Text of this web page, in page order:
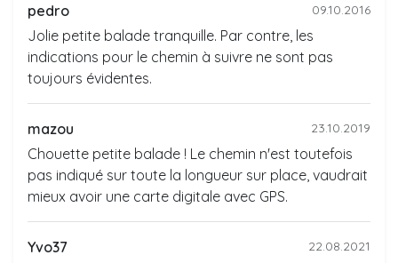
pedro 09.10.2016
Jolie petite balade tranquille. Par contre, les
indications pour le chemin à suivre ne sont pas
toujours évidentes.
mazou 23.10.2019
Chouette petite balade ! Le chemin n'est toutefois
pas indiqué sur toute la longueur sur place, vaudrait
mieux avoir une carte digitale avec GPS.
Yvo37 22.08.2021